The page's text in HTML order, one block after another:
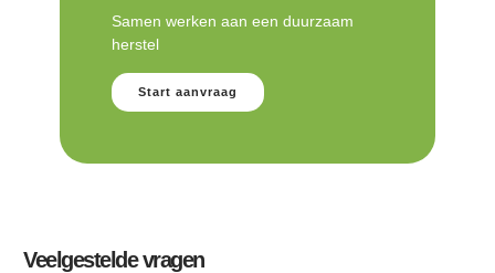
Samen werken aan een duurzaam
herstel
Start aanvraag
Veelgestelde vragen